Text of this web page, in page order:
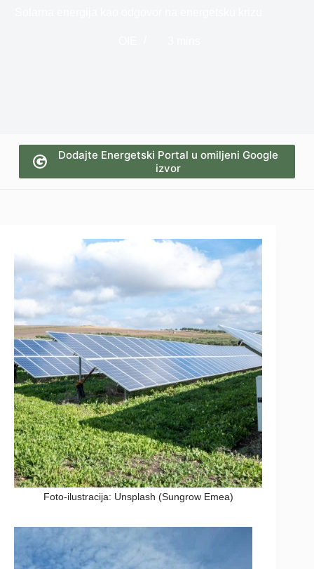
Dodajte Energetski Portal u omiljeni Google
izvor
Foto-ilustracija: Unsplash (Sungrow Emea)